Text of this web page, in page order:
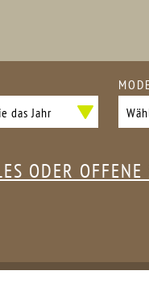
ODER OFFENE